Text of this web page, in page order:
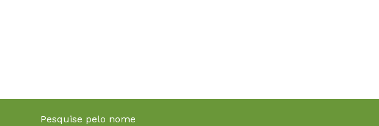
Pesquise pelo nome